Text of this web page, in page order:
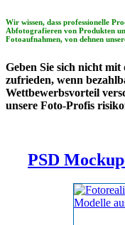
Wir wissen, dass professionelle
Abfotografieren von Produkten
Fotoaufnahmen, von dehnen
Geben Sie sich nicht
zufrieden, wenn
Wettbewerbsvorteil
unsere Foto-Profis
PSD